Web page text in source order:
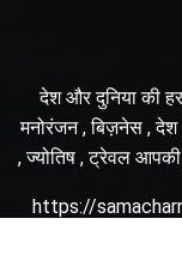
देश और दुनिया की
मनोरंजन , बिज़नेस , देश ,
, ज्योतिष , ट्रेवल
https://